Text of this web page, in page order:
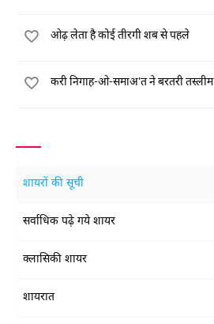
ओढ़ लेता है कोई तीरगी शब से पहले
करी निगाह-ओ-समाअ'त ने बरतरी तस्लीम
शायरों की सूची
सर्वाधिक पढ़े गये शायर
क्लासिकी शायर
शायरात